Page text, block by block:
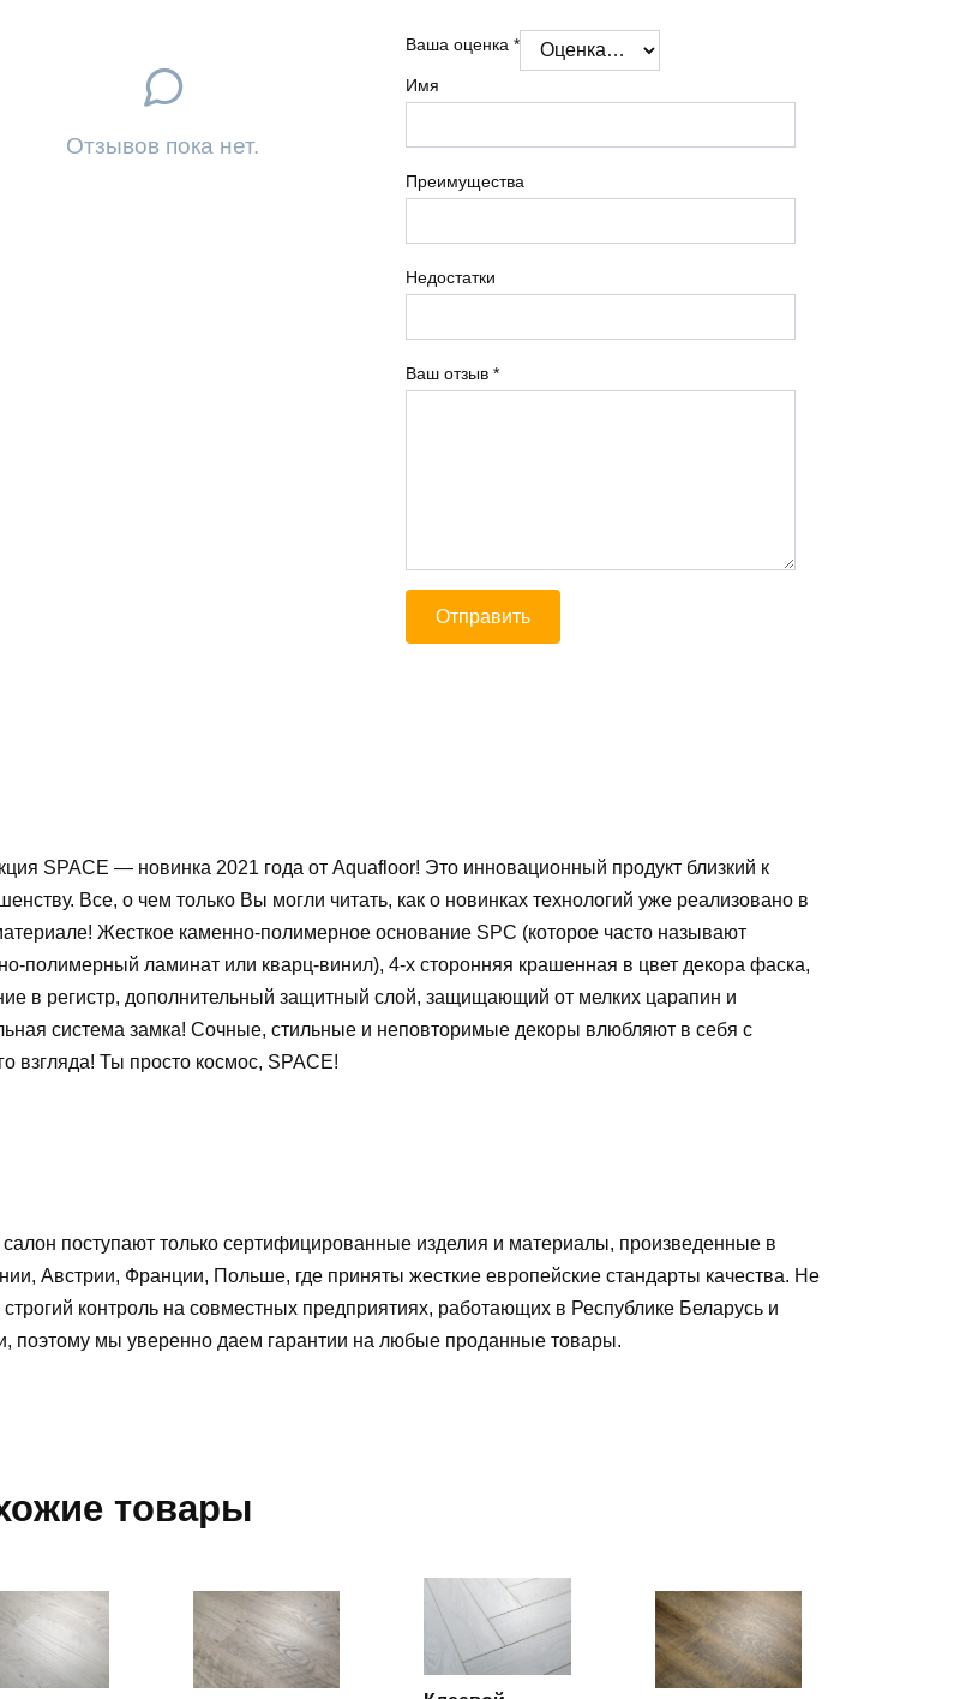
Отзывов пока нет.
Ваша оценка *
Ваш отзыв *
Имя
Преимущества
Недостатки
SPACE — новинка 2021 года от Aquafloor! Это инновационный продукт близкий к
Все, о чем только Вы могли читать, как о новинках технологий уже реализовано в
Жесткое каменно-полимерное основание SPC (которое часто называют
полимерный ламинат или кварц-винил), 4-х сторонняя крашенная в цвет декора фаска,
в регистр, дополнительный защитный слой, защищающий от мелких царапин и
система замка! Сочные, стильные и неповторимые декоры влюбляют в себя с
взгляда! Ты просто космос, SPACE!
поступают только сертифицированные изделия и материалы, произведенные в
Австрии, Франции, Польше, где приняты жесткие европейские стандарты качества. Не
контроль на совместных предприятиях, работающих в Республике Беларусь и
поэтому мы уверенно даем гарантии на любые проданные товары.
товары